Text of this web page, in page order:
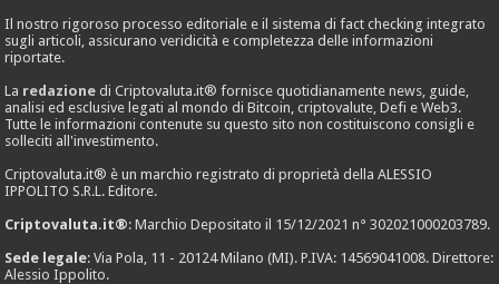
Il nostro rigoroso processo editoriale e il sistema di fact checking integrato
sugli articoli, assicurano veridicità e completezza delle informazioni
riportate.
La redazione di Criptovaluta.it® fornisce quotidianamente news, guide,
analisi ed esclusive legati al mondo di Bitcoin, criptovalute, Defi e Web3.
Tutte le informazioni contenute su questo sito non costituiscono consigli e
solleciti all'investimento.
Criptovaluta.it® è un marchio registrato di proprietà della ALESSIO
IPPOLITO S.R.L. Editore.
Criptovaluta.it®: Marchio Depositato il 15/12/2021 n° 302021000203789.
Sede legale: Via Pola, 11 - 20124 Milano (MI). P.IVA: 14569041008. Direttore:
Alessio Ippolito.